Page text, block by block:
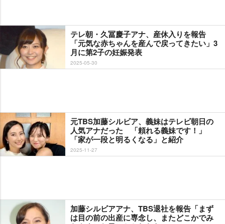
テレ朝・久冨慶子アナ、産休入りを報告
「元気な赤ちゃんを産んで戻ってきたい」3
月に第2子の妊娠発表
2025-05-30
元TBS加藤シルビア、義妹はテレビ朝日の
人気アナだった 「頼れる義妹です！」
「家が一段と明るくなる」と紹介
2025-11-27
加藤シルビアアナ、TBS退社を報告「まず
は目の前の出産に専念し、またどこかでみ